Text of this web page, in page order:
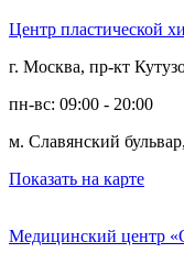
Центр пластической
г. Москва, пр-кт
пн-вс: 09:00 - 20:00
м. Славянский
Показать на карте
Медицинский центр